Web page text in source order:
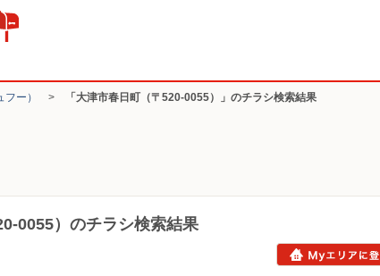
ー） > 「大津市春日町（〒520-0055）」のチラシ検索結果
0055）のチラシ検索結果